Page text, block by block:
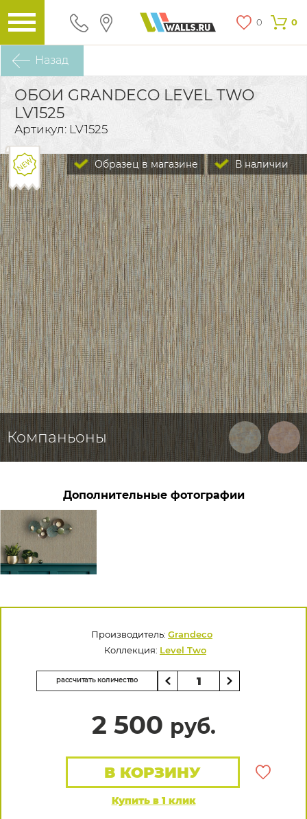
0 0
Назад
ОБОИ GRANDECO LEVEL TWO
LV1525
Артикул: LV1525
В наличии
Образец в магазине
Компаньоны
Дополнительные фотографии
Производитель: Grandeco
Коллекция: Level Two
рассчитать количество
2 500 руб.
Купить в 1 клик
В КОРЗИНУ